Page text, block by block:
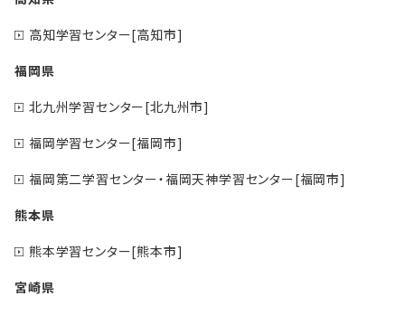
高知学習センター[高知市]
福岡県
北九州学習センター[北九州市]
福岡学習センター[福岡市]
福岡第二学習センター・福岡天神学習センター[福岡市]
熊本県
熊本学習センター[熊本市]
宮崎県